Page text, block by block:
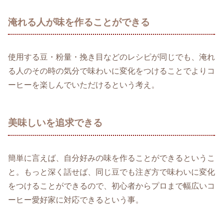
淹れる人が味を作ることができる
使用する豆・粉量・挽き目などのレシピが同じでも、淹れ
る人のその時の気分で味わいに変化をつけることでよりコ
ーヒーを楽しんでいただけるという考え。
美味しいを追求できる
簡単に言えば、自分好みの味を作ることができるというこ
と。もっと深く話せば、同じ豆でも注ぎ方で味わいに変化
をつけることができるので、初心者からプロまで幅広いコ
ーヒー愛好家に対応できるという事。